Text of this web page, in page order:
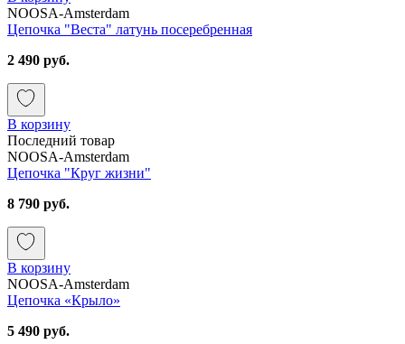
NOOSA-Amsterdam
Цепочка "Веста" латунь посеребренная
2 490 руб.
В корзину
Последний товар
NOOSA-Amsterdam
Цепочка "Круг жизни"
8 790 руб.
В корзину
NOOSA-Amsterdam
Цепочка «Крыло»
5 490 руб.